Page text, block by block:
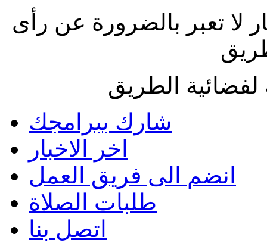
لا تعبر بالضرورة عن رأى
الطريق
شارك ببرامجك
اخر الاخبار
انضم الى فريق العمل
طلبات الصلاة
اتصل بنا